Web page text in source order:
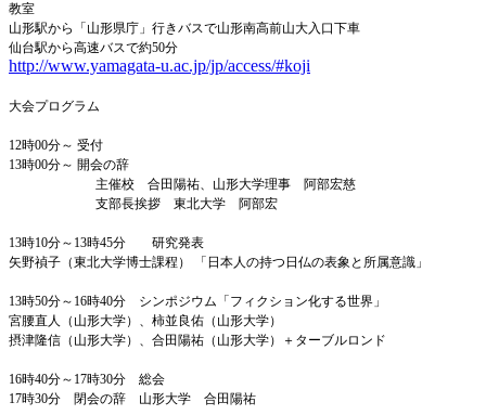
教室
山形駅から「山形県庁」行きバスで山形南高前山大入口下車
仙台駅から高速バスで約50分
http://www.yamagata-u.ac.jp/jp/access/#koji
大会プログラム
12時00分～ 受付
13時00分～ 開会の辞
主催校 合田陽祐、 山形大学理事 阿部宏慈
支部長挨拶 東北大学 阿部宏
13時10分～13時45分 研究発表
矢野禎子（東北大学博士課程） 「日本人の持つ日仏の表象と所属意識」
13時50分～16時40分 シンポジウム「フィクション化する世界」
宮腰直人（山形大学）、柿並良佑（山形大学）
摂津隆信（山形大学）、合田陽祐（山形大学）＋ターブルロンド
16時40分～17時30分 総会
17時30分 閉会の辞 山形大学 合田陽祐